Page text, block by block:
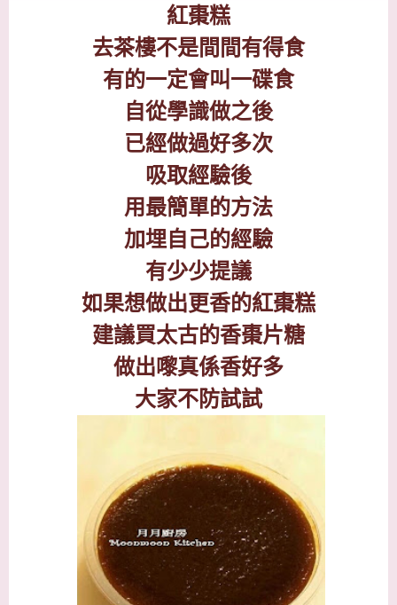
紅棗糕
去茶樓不是間間有得食
有的一定會叫一碟食
自從學識做之後
已經做過好多次
吸取經驗後
用最簡單的方法
加埋自己的經驗
有少少提議
如果想做出更香的紅棗糕
建議買太古的香棗片糖
做出嚟真係香好多
大家不防試試